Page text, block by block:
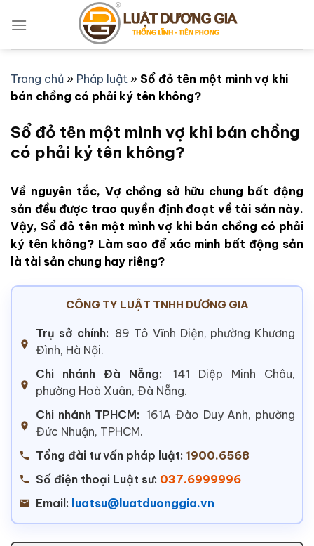
qua
Trang chủ » Pháp luật » Sổ đỏ tên một mình vợ khi
bán chồng có phải ký tên không?
Sổ đỏ tên một mình vợ khi bán chồng
có phải ký tên không?
Về nguyên tắc, Vợ chồng sở hữu chung bất động
sản đều được trao quyền định đoạt về tài sản này.
Vậy, Sổ đỏ tên một mình vợ khi bán chồng có phải
ký tên không? Làm sao để xác minh bất động sản
là tài sản chung hay riêng?
CÔNG TY LUẬT TNHH DƯƠNG GIA
Trụ sở chính: 89 Tô Vĩnh Diện, phường Khương
Đình, Hà Nội.
Chi nhánh Đà Nẵng:
141 Diệp Minh Châu,
phường Hoà Xuân, Đà Nẵng.
Chi nhánh TPHCM: 161A Đào Duy Anh, phường
Đức Nhuận, TPHCM.
Tổng đài tư vấn pháp luật: 1900.6568
Số điện thoại Luật sư: 037.6999996
Email: luatsu@luatduonggia.vn